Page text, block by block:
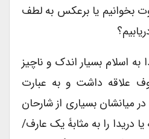
بخوانیم یا برعکس به لطف
اسلام بسیار اندک و ناچیز
علاقه داشت و به عبارت
بسیاری از شارحان
دریدا را به مثابۀ یک عارف/